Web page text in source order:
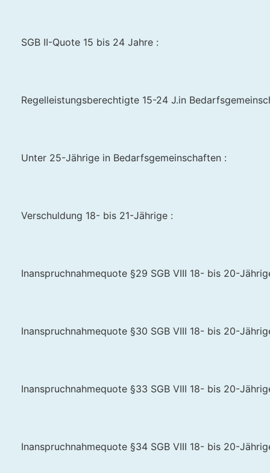
SGB II-Quote 15 bis 24 Jahre :
Regelleistungsberechtigte 15-24 J.in
Unter 25-Jährige in Bedarfsgemeinschaften :
Verschuldung 18- bis 21-Jährige :
Inanspruchnahmequote §29 SGB VIII 18- bis 20-
Inanspruchnahmequote §30 SGB VIII 18- bis 20-
Inanspruchnahmequote §33 SGB VIII 18- bis 20-
Inanspruchnahmequote §34 SGB VIII 18- bis 20-